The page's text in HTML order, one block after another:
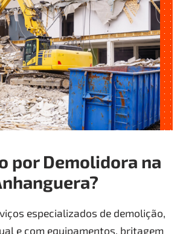
por Demolidora na
especializados de demolição,
e com equipamentos, britagem